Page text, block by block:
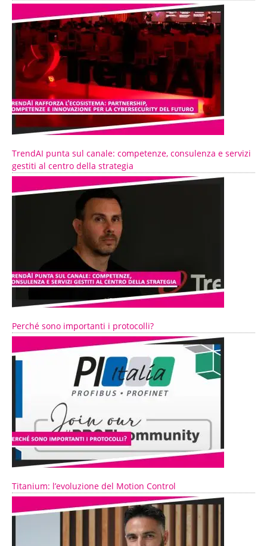
TrendAI punta sul canale: competenze, consulenza e servizi
gestiti al centro della strategia
Perché sono importanti i protocolli?
Titanium: l’evoluzione del Motion Control